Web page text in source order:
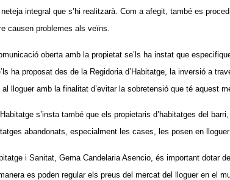
integral que s’hi realitzarà. Com a afegit, també es
causen problemes als veïns.
oberta amb la propietat se’ls ha instat que
ha proposat des de la Regidoria d’Habitatge, la inversió a
lloguer amb la finalitat d’evitar la sobretensió que té aquest
s’insta també que els propietaris d’habitatges del
abandonats, especialment les cases, les posen en
i Sanitat, Gema Candelaria Asencio, és important dotar
es poden regular els preus del mercat del lloguer en el